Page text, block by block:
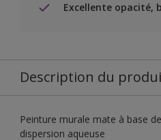
Excellente opacité,
Description du
Peinture murale mate à base
dispersion aqueuse